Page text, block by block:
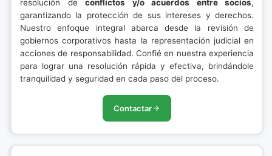
resolución de conflictos y/o acuerdos entre socios,
garantizando la protección de sus intereses y derechos.
Nuestro enfoque integral abarca desde la revisión de
gobiernos corporativos hasta la representación judicial en
acciones de responsabilidad. Confié en nuestra experiencia
para lograr una resolución rápida y efectiva, brindándole
tranquilidad y seguridad en cada paso del proceso.
Contactar